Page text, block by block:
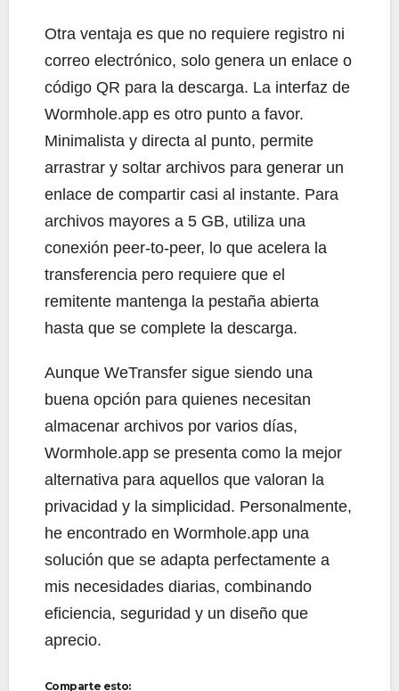
Otra ventaja es que no requiere registro ni
correo electrónico, solo genera un enlace o
código QR para la descarga. La interfaz de
Wormhole.app es otro punto a favor.
Minimalista y directa al punto, permite
arrastrar y soltar archivos para generar un
enlace de compartir casi al instante. Para
archivos mayores a 5 GB, utiliza una
conexión peer-to-peer, lo que acelera la
transferencia pero requiere que el
remitente mantenga la pestaña abierta
hasta que se complete la descarga.
Aunque WeTransfer sigue siendo una
buena opción para quienes necesitan
almacenar archivos por varios días,
Wormhole.app se presenta como la mejor
alternativa para aquellos que valoran la
privacidad y la simplicidad. Personalmente,
he encontrado en Wormhole.app una
solución que se adapta perfectamente a
mis necesidades diarias, combinando
eficiencia, seguridad y un diseño que
aprecio.
Comparte esto: